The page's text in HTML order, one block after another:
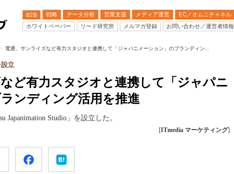
B2B 戦略 データ分析 営業支援 メディア運営 EC／オムニチャネル
ホワイトペーパー
リード研究所 メルマガ登録 お問い合わせ／運営者情報
電通、サンライズなど有力スタジオと連携して「ジャパニメーション」のブランディン...
ど有力スタジオと連携して「ジャパニ
ンディング活用を推進
設立
Japanimation Studio」を設立した。
[ITmedia マーケティング]